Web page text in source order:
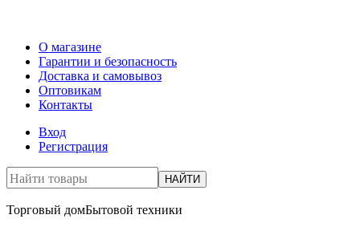
О магазине
Гарантии и безопасность
Доставка и самовывоз
Оптовикам
Контакты
Вход
Регистрация
НАЙТИ
Торговый домБытовой техники